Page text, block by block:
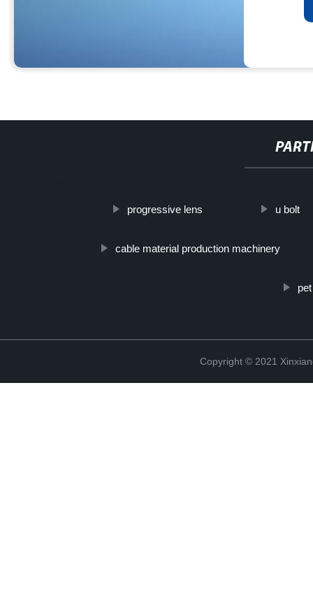
progressive lens u bolt
cable material production machinery
Copyright © 2021